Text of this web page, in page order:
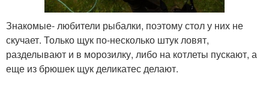
Знакомые- любители рыбалки, поэтому стол у них не
скучает. Только щук по-несколько штук ловят,
разделывают и в морозилку, либо на котлеты пускают, а
еще из брюшек щук деликатес делают.